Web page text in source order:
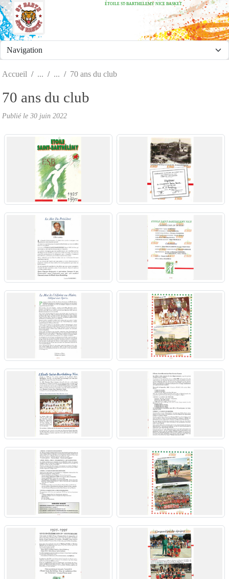
ÉTOILE ST-BARTHELEMY NICE BASKET
Accueil 70 ans du club
70 ans du club
Publié le 30 juin 2022
Panneau de gestion des cookies